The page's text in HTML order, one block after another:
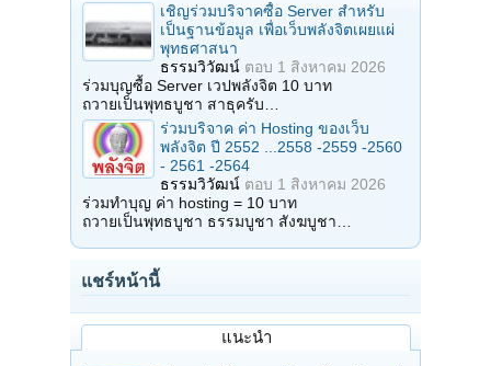
เชิญร่วมบริจาคซื้อ Server สำหรับ
เป็นฐานข้อมูล เพื่อเว็บพลังจิตเผยแผ่
พุทธศาสนา
ธรรมวิวัฒน์ ตอบ 1 สิงหาคม 2026
ร่วมบุญซื้อ Server เวปพลังจิต 10 บาท
ถวายเป็นพุทธบูชา สาธุครับ…
ร่วมบริจาค ค่า Hosting ของเว็บ
พลังจิต ปี 2552 ...2558 -2559 -2560
- 2561 -2564
ธรรมวิวัฒน์ ตอบ 1 สิงหาคม 2026
ร่วมทำบุญ ค่า hosting = 10 บาท
ถวายเป็นพุทธบูชา ธรรมบูชา สังฆบูชา…
แชร์หน้านี้
แนะนำ